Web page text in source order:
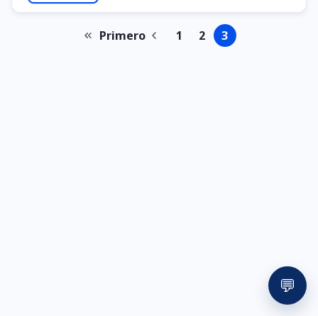
Paginação Primeira
Primero PáginaPágina
1 Página
2 Página
3
💬